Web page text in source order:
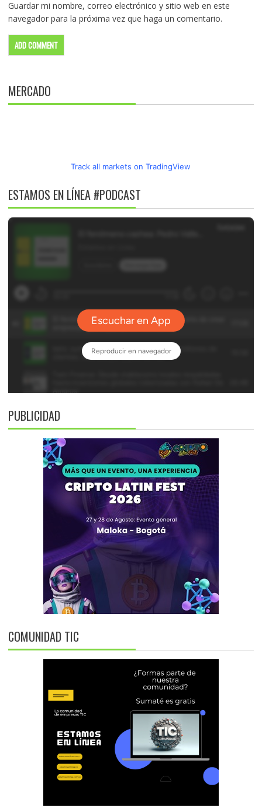
Guardar mi nombre, correo electrónico y sitio web en este
navegador para la próxima vez que haga un comentario.
MERCADO
Track all markets on TradingView
ESTAMOS EN LÍNEA #PODCAST
PUBLICIDAD
COMUNIDAD TIC